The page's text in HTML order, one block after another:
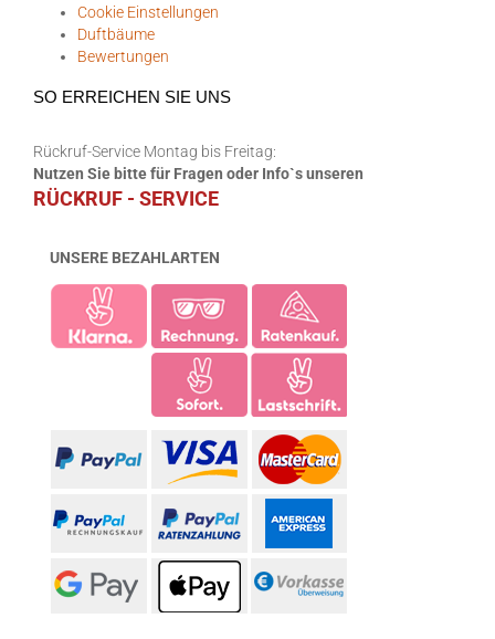
Cookie Einstellungen
Duftbäume
Bewertungen
SO ERREICHEN SIE UNS
Rückruf-Service Montag bis Freitag:
Nutzen Sie bitte für Fragen oder Info`s unseren
RÜCKRUF - SERVICE
UNSERE BEZAHLARTEN